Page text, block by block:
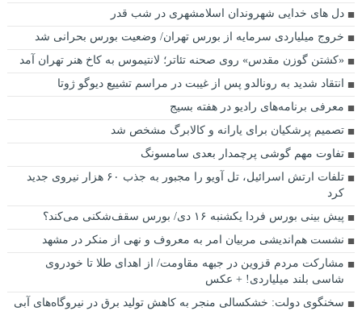
دل های خدایی شهروندان اسلامشهری در شب قدر
خروج میلیاردی سرمایه از بورس تهران/ وضعیت بورس بحرانی شد
«کشتن گوزن مقدس» روی صحنه تئاتر؛ لانتیموس به کاخ هنر تهران آمد
انتقاد شدید به رونالدو پس از غیبت در مراسم تشییع دیوگو ژوتا
معرفی برنامه‌های رادیو در هفته بسیج
تصمیم پرشکیان برای یارانه و کالابرگ مشخص شد
تفاوت مهم گوشی پرچمدار بعدی سامسونگ
تلفات ارتش اسرائیل، تل آویو را مجبور به جذب ۶۰ هزار نیروی جدید
کرد
پیش بینی بورس فردا یکشنبه ۱۶ دی/ بورس سقف‌شکنی می‌کند؟
نشست هم‌اندیشی مربیان امر به معروف و نهی از منکر در مشهد
مشارکت مردم قزوین در جبهه مقاومت/ از اهدای طلا تا خودروی
شاسی بلند میلیاردی! + عکس
سخنگوی دولت: خشکسالی منجر به کاهش تولید برق در نیروگاه‌های آبی